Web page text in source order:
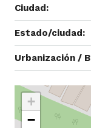
Ciudad:
Estado/ciudad:
Urbanización /
+
−